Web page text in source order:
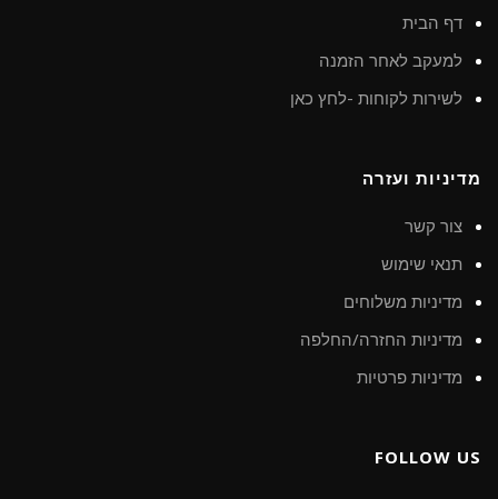
דף הבית
למעקב לאחר הזמנה
לשירות לקוחות -לחץ כאן
מדיניות ועזרה
צור קשר
תנאי שימוש
מדיניות משלוחים
מדיניות החזרה/החלפה
מדיניות פרטיות
FOLLOW US